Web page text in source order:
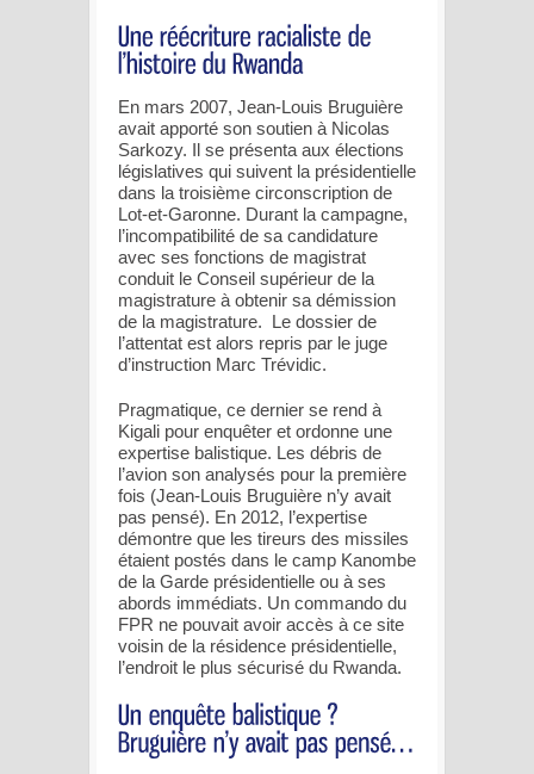
En mars 2007, Jean-Louis Bruguière
avait apporté son soutien à Nicolas
Sarkozy. Il se présenta aux élections
législatives qui suivent la présidentielle
dans la troisième circonscription de
Lot-et-Garonne. Durant la campagne,
l’incompatibilité de sa candidature
avec ses fonctions de magistrat
conduit le Conseil supérieur de la
magistrature à obtenir sa démission
de la magistrature. Le dossier de
l’attentat est alors repris par le juge
d’instruction Marc Trévidic.
Pragmatique, ce dernier se rend à
Kigali pour enquêter et ordonne une
expertise balistique. Les débris de
l’avion son analysés pour la première
fois (Jean-Louis Bruguière n’y avait
pas pensé). En 2012, l’expertise
démontre que les tireurs des missiles
étaient postés dans le camp Kanombe
de la Garde présidentielle ou à ses
abords immédiats. Un commando du
FPR ne pouvait avoir accès à ce site
voisin de la résidence présidentielle,
l’endroit le plus sécurisé du Rwanda.